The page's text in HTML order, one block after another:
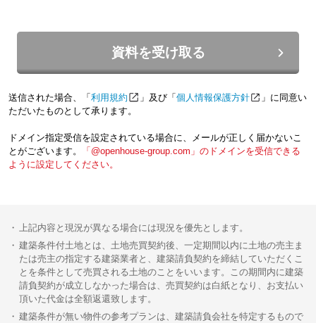
資料を受け取る
送信された場合、「 利用規約 」及び「 個人情報保護方針
」に同意い
ただいたものとして承ります。
ドメイン指定受信を設定されている場合に、メールが正しく届かないこ
とがございます。
「@openhouse-group.com」のドメインを受信できる
ように設定してください。
上記内容と現況が異なる場合には現況を優先とします。
建築条件付土地とは、土地売買契約後、一定期間以内に土地の売主ま
たは売主の指定する建築業者と、建築請負契約を締結していただくこ
とを条件として売買される土地のことをいいます。この期間内に建築
請負契約が成立しなかった場合は、売買契約は白紙となり、お支払い
頂いた代金は全額返還致します。
建築条件が無い物件の参考プランは、建築請負会社を特定するもので